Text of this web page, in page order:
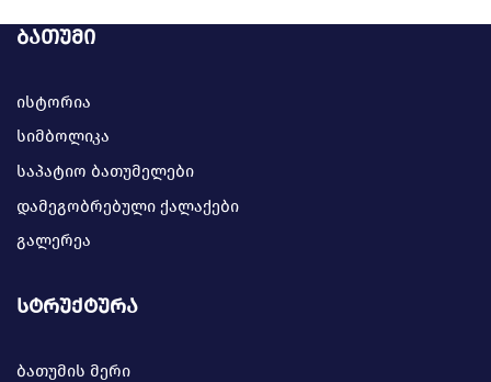
ბათუმი
ისტორია
სიმბოლიკა
საპატიო ბათუმელები
დამეგობრებული ქალაქები
გალერეა
სტრუქტურა
ბათუმის მერი